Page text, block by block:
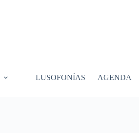
LUSOFONÍAS AGENDA